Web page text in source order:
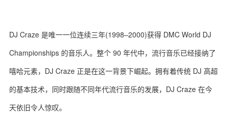
DJ Craze 是唯一一位连续三年(1998–2000)获得 DMC World DJ
Championships 的音乐人。整个 90 年代中，流行音乐已经接纳了
嘻哈元素，DJ Craze 正是在这一背景下崛起。拥有着传统 DJ 高超
的基本技术，同时跟随不同年代流行音乐的发展，DJ Craze 在今
天依旧令人惊叹。